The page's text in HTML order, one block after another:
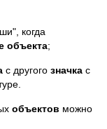
когда
объекта;
с другого значка с
объектов можно